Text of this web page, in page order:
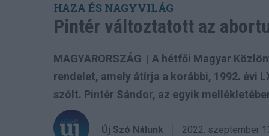
HAZA ÉS NAGYVILÁG
Pintér változtatott az
MAGYARORSZÁG | A hétfői Magyar
rendelet, amely átírja a korábbi, 1992. évi
szólt. Pintér Sándor, az egyik
Új Szó Nálunk 2022. szeptember